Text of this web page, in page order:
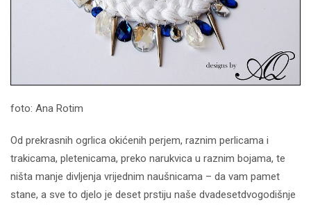
foto: Ana Rotim
Od prekrasnih ogrlica okićenih perjem, raznim perlicama i
trakicama, pletenicama, preko narukvica u raznim bojama, te
ništa manje divljenja vrijednim naušnicama – da vam pamet
stane, a sve to djelo je deset prstiju naše dvadesetdvogodišnje